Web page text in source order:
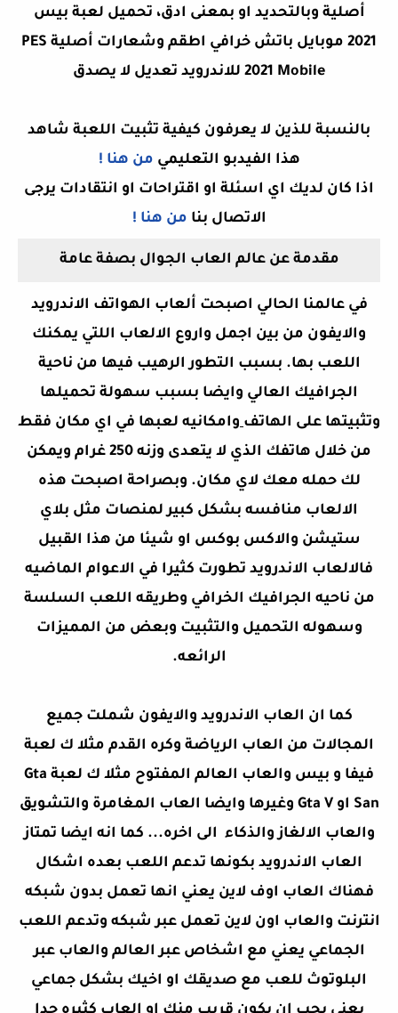
أصلية وبالتحديد او بمعنى ادق، تحميل لعبة بيس
2021 موبايل باتش خرافي اطقم وشعارات أصلية PES
2021 Mobile للاندرويد تعديل لا يصدق
بالنسبة للذين لا يعرفون كيفية تثبيت اللعبة شاهد
هذا الفيدبو التعليمي من هنا !
اذا كان لديك اي اسئلة او اقتراحات او انتقادات يرجى
الاتصال بنا من هنا !
مقدمة عن عالم العاب الجوال بصفة عامة
في عالمنا الحالي اصبحت ألعاب الهواتف الاندرويد
والايفون من بين اجمل واروع الالعاب اللتي يمكنك
اللعب بها. بسبب التطور الرهيب فيها من ناحية
الجرافيك العالي وايضا بسبب سهولة تحميلها
وتثبيتها على الهاتف وامكانيه لعبها في اي مكان فقط
من خلال هاتفك الذي لا يتعدى وزنه 250 غرام ويمكن
لك حمله معك لاي مكان. وبصراحة اصبحت هذه
الالعاب منافسه بشكل كبير لمنصات مثل بلاي
ستيشن والاكس بوكس او شيئا من هذا القبيل
فالالعاب الاندرويد تطورت كثيرا في الاعوام الماضيه
من ناحيه الجرافيك الخرافي وطريقه اللعب السلسة
وسهوله التحميل والتثبيت وبعض من المميزات
الرائعه.
كما ان العاب الاندرويد والايفون شملت جميع
المجالات من العاب الرياضة وكره القدم مثلا ك لعبة
فيفا و بيس والعاب العالم المفتوح مثلا ك لعبة Gta
San او Gta V وغيرها وايضا العاب المغامرة والتشويق
والعاب الالغاز والذكاء الى اخره... كما انه ايضا تمتاز
العاب الاندرويد بكونها تدعم اللعب بعده اشكال
فهناك العاب اوف لاين يعني انها تعمل بدون شبكه
انترنت والعاب اون لاين تعمل عبر شبكه وتدعم اللعب
الجماعي يعني مع اشخاص عبر العالم والعاب عبر
البلوتوث للعب مع صديقك او اخيك بشكل جماعي